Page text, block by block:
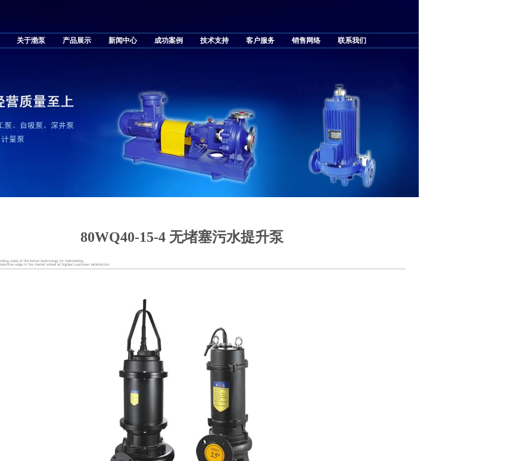
关于渤泵 产品展示 新闻中心 成功案例 技术支持 客户服务 销售网络 联系我们
80WQ40-15-4 无堵塞污水提升泵